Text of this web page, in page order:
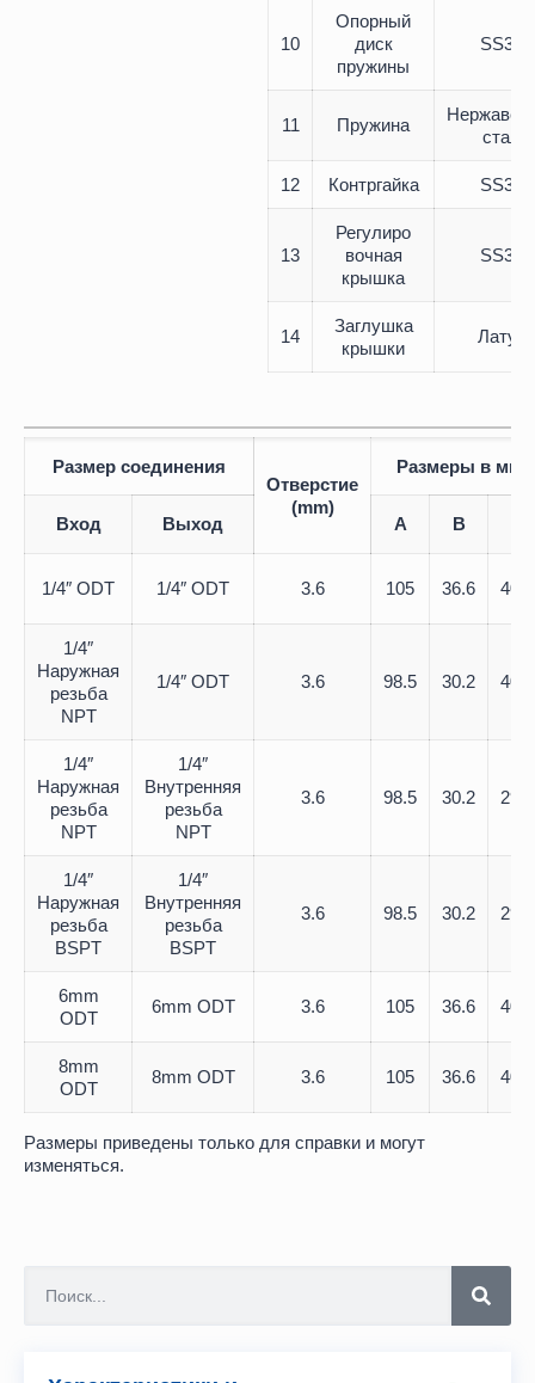
10
Опорный
диск
пружины
SS316
11 Пружина
сталь
12 Контргайка SS316
13
Регулиро
вочная
крышка
SS316
14
Заглушка
крышки
Латунь
Размер соединения
Отверстие
(mm)
Размеры в мм
Вход Выход A B
1/4″ ODT 1/4″ ODT 3.6 105 36.6 40.7
1/4″
Наружная
резьба
NPT
1/4″ ODT 3.6 98.5 30.2 40.7
1/4″
Наружная
резьба
NPT
1/4″
Внутренняя
резьба
NPT
3.6 98.5 30.2 29.7
1/4″
Наружная
резьба
BSPT
1/4″
Внутренняя
резьба
BSPT
3.6 98.5 30.2 29.7
6mm
ODT
6mm ODT 3.6 105 36.6 40.7
8mm
ODT
8mm ODT 3.6 105 36.6 40.7
Размеры приведены только для справки и могут
изменяться.